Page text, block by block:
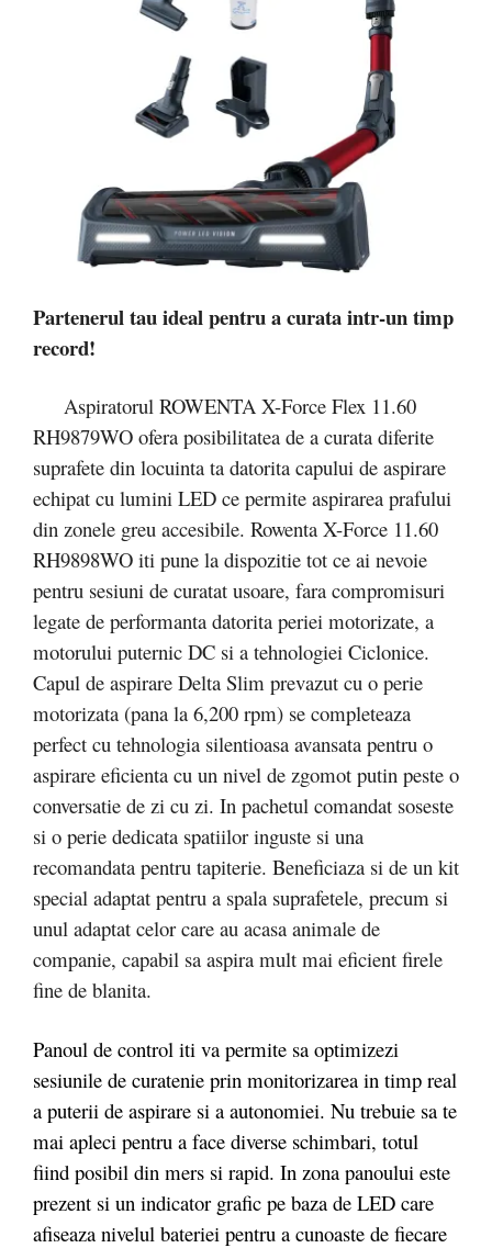
Partenerul tau ideal pentru a curata intr-un timp
record!
Aspiratorul ROWENTA X-Force Flex 11.60
RH9879WO ofera posibilitatea de a curata diferite
suprafete din locuinta ta datorita capului de aspirare
echipat cu lumini LED ce permite aspirarea prafului
din zonele greu accesibile. Rowenta X-Force 11.60
RH9898WO iti pune la dispozitie tot ce ai nevoie
pentru sesiuni de curatat usoare, fara compromisuri
legate de performanta datorita periei motorizate, a
motorului puternic DC si a tehnologiei Ciclonice.
Capul de aspirare Delta Slim prevazut cu o perie
motorizata (pana la 6,200 rpm) se completeaza
perfect cu tehnologia silentioasa avansata pentru o
aspirare eficienta cu un nivel de zgomot putin peste o
conversatie de zi cu zi. In pachetul comandat soseste
si o perie dedicata spatiilor inguste si una
recomandata pentru tapiterie. Beneficiaza si de un kit
special adaptat pentru a spala suprafetele, precum si
unul adaptat celor care au acasa animale de
companie, capabil sa aspira mult mai eficient firele
fine de blanita.
Panoul de control iti va permite sa optimizezi
sesiunile de curatenie prin monitorizarea in timp real
a puterii de aspirare si a autonomiei. Nu trebuie sa te
mai apleci pentru a face diverse schimbari, totul
fiind posibil din mers si rapid. In zona panoului este
prezent si un indicator grafic pe baza de LED care
afiseaza nivelul bateriei pentru a cunoaste de fiecare